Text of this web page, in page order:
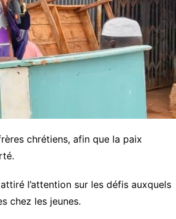
chrétiens, afin que la paix
l’attention sur les défis auxquels
chez les jeunes.